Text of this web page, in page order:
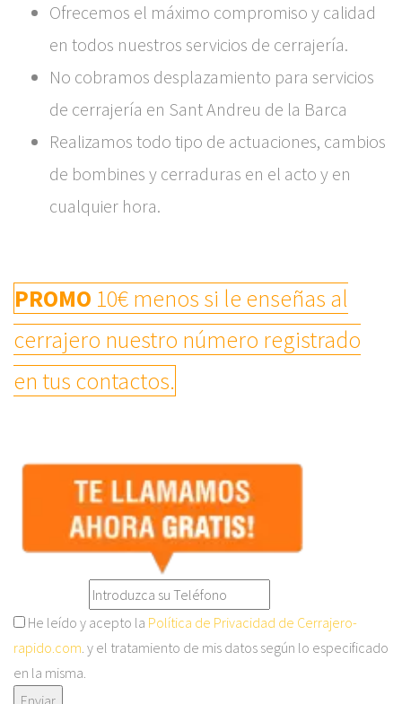
Ofrecemos el máximo compromiso y calidad
en todos nuestros servicios de cerrajería.
No cobramos desplazamiento para servicios
de cerrajería en Sant Andreu de la Barca
Realizamos todo tipo de actuaciones, cambios
de bombines y cerraduras en el acto y en
cualquier hora.
PROMO 10€ menos si le enseñas al
cerrajero nuestro número registrado
en tus contactos.
He leído y acepto la Política de Privacidad de Cerrajero-
rapido.com. y el tratamiento de mis datos según lo especificado
en la misma.